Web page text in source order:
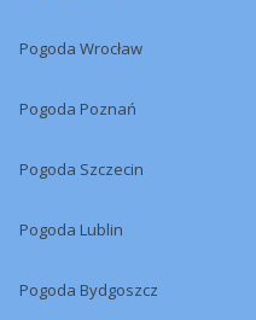
Pogoda Wrocław
Pogoda Poznań
Pogoda Szczecin
Pogoda Lublin
Pogoda Bydgoszcz